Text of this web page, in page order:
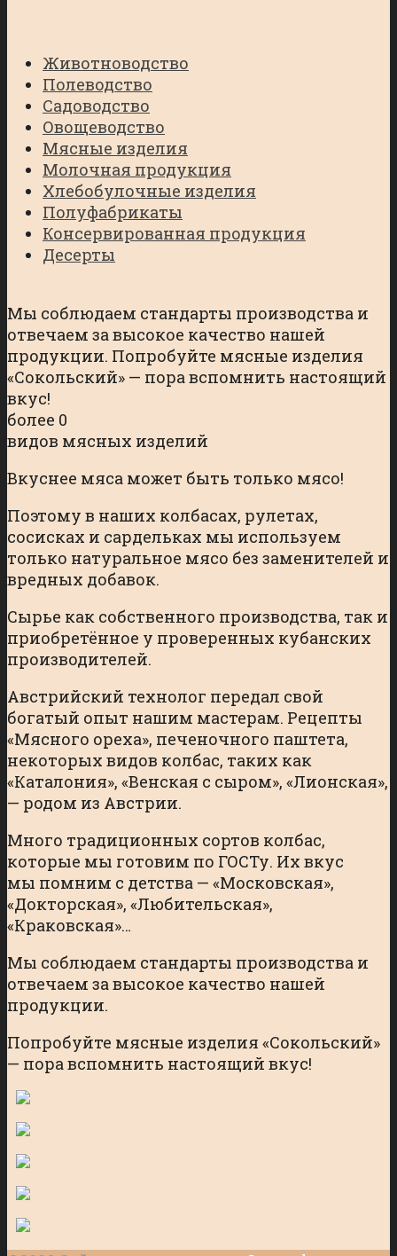
Животноводство
Полеводство
Садоводство
Овощеводство
Мясные изделия
Молочная продукция
Хлебобулочные изделия
Полуфабрикаты
Консервированная продукция
Десерты
Мы соблюдаем стандарты производства и
отвечаем за высокое качество нашей
продукции. Попробуйте мясные изделия
«Сокольский» — пора вспомнить настоящий
вкус!​
более 0
видов мясных изделий
Вкуснее мяса может быть только мясо!
Поэтому в наших колбасах, рулетах,
сосисках и сардельках мы используем
только натуральное мясо без заменителей и
вредных добавок.
Сырье как собственного производства, так и
приобретённое у проверенных кубанских
производителей.​
Австрийский технолог передал свой
богатый опыт нашим мастерам. Рецепты
«Мясного ореха», печеночного паштета,
некоторых видов колбас, таких как
«Каталония», «Венская с сыром», «Лионская»,
— родом из Австрии.
Много традиционных сортов колбас,
которые мы готовим по ГОСТу. Их вкус
мы помним с детства — «Московская»,
«Докторская», «Любительская»,
«Краковская»…
Мы соблюдаем стандарты производства и
отвечаем за высокое качество нашей
продукции.
Попробуйте мясные изделия «Сокольский»
— пора вспомнить настоящий вкус!​